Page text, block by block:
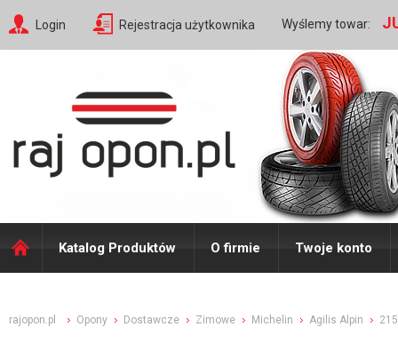
Login Rejestracja użytkownika Wyślemy towar:
Katalog Produktów O firmie Twoje konto
rajopon.pl Opony Dostawcze Zimowe Michelin Agilis Alpin